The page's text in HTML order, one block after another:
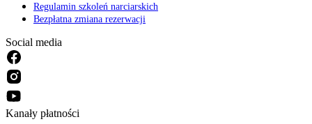
Regulamin szkoleń narciarskich
Bezpłatna zmiana rezerwacji
Social media
Kanały płatności